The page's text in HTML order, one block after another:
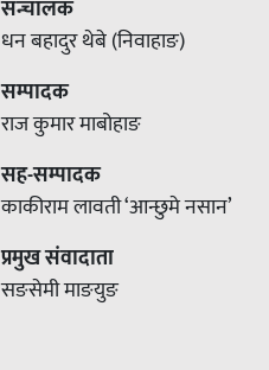
सन्चालक
धन बहादुर थेबे (निवाहाङ)
सम्पादक
राज कुमार माबोहाङ
सह-सम्पादक
काकीराम लावती ‘आन्छुमे नसान’
प्रमुख संवादाता
सङसेमी माङयुङ